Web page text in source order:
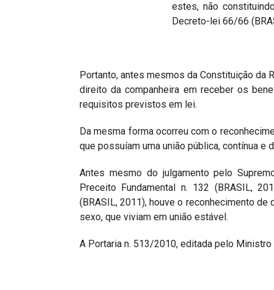
estes, não
Decreto-lei 66/66
Portanto, antes mesmos da Constituição da
direito da companheira em receber os
requisitos previstos em lei.
Da mesma forma ocorreu com o
que possuíam uma união pública, contínua e
Antes mesmo do julgamento pelo
Preceito Fundamental n. 132 (BRASIL,
(BRASIL, 2011), houve o reconhecimento
sexo, que viviam em união estável.
A Portaria n. 513/2010, editada pelo